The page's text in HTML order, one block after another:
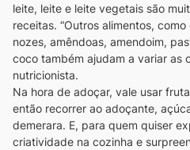
leite, leite e leite vegetais são
receitas. “Outros alimentos,
nozes, amêndoas, amendoim,
coco também ajudam a variar as
nutricionista.
Na hora de adoçar, vale usar
então recorrer ao adoçante,
demerara. E, para quem quiser
criatividade na cozinha e